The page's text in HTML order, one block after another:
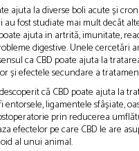
ajuta la diverse boli acute și
fost studiate mai mult decât
ajuta in artrită, imunitate,
digestive. Unele cercetări
ca CBD poate ajuta la
și efectele secundare a
că CBD poate ajuta la
entorsele, ligamentele sfâșiate,
prin reducerea
efectelor pe care CBD le are
al unui animal.